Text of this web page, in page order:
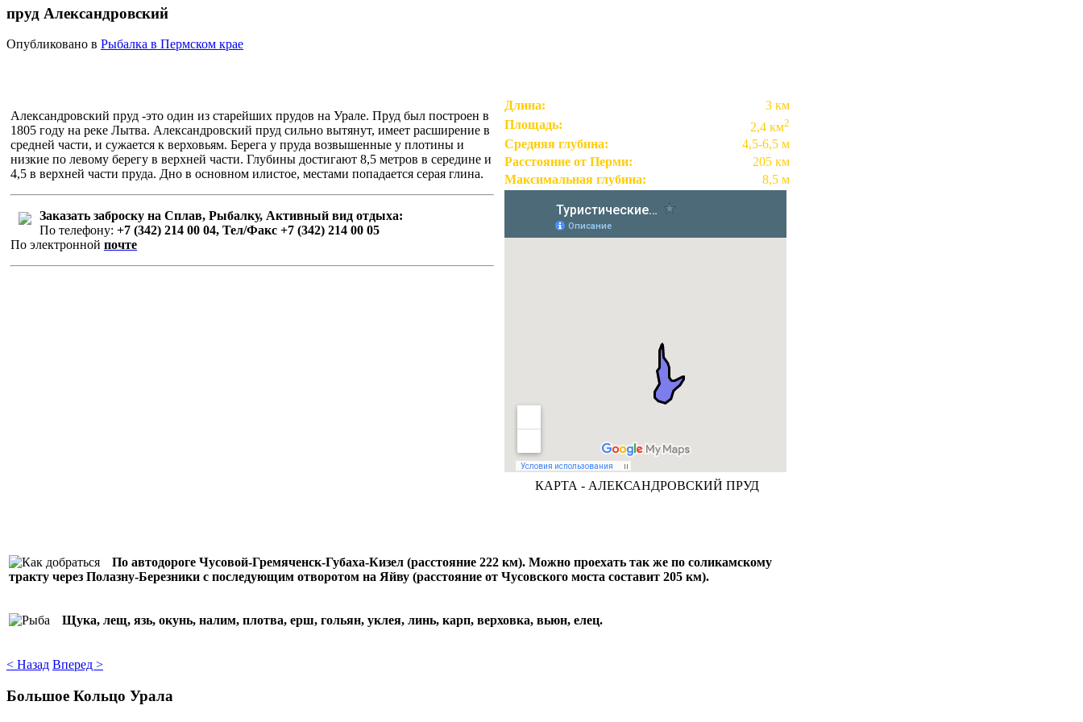
пруд Александровский
Опубликовано в Рыбалка в Пермском крае
Александровский пруд -это один из старейших прудов на Урале. Пруд был построен в
1805 году на реке Лытва. Александровский пруд сильно вытянут, имеет расширение в
средней части, и сужается к верховьям. Берега у пруда возвышенные у плотины и
низкие по левому берегу в верхней части. Глубины достигают 8,5 метров в середине и
4,5 в верхней части пруда. Дно в основном илистое, местами попадается серая глина.
Заказать заброску на Сплав, Рыбалку, Активный вид отдыха:
По телефону: +7 (342) 214 00 04, Тел/Факс +7 (342) 214 00 05
По электронной почте
Длина:
3 км
Площадь:
2,4 км2
Средняя глубина:
4,5-6,5 м
Расстояние от Перми:
205 км
Максимальная глубина:
8,5 м
КАРТА - АЛЕКСАНДРОВСКИЙ ПРУД
По автодороге Чусовой-Гремяченск-Губаха-Кизел (расстояние 222 км). Можно проехать так же по соликамскому
тракту через Полазну-Березники с последующим отворотом на Яйву (расстояние от Чусовского моста составит 205 км).
Щука, лещ, язь, окунь, налим, плотва, ерш, гольян, уклея, линь, карп, верховка, вьюн, елец.
< Назад Вперед >
Большое Кольцо Урала